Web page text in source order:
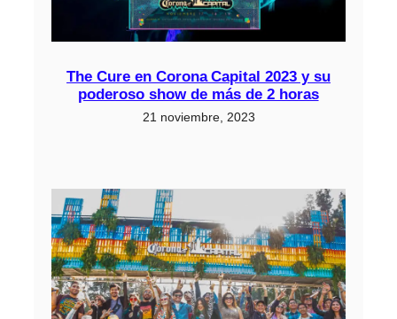
The Cure en Corona Capital 2023 y su
poderoso show de más de 2 horas
21 noviembre, 2023